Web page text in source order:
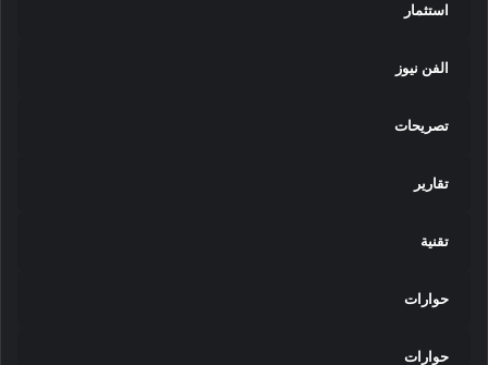
استثمار
الفن نيوز
تصريحات
تقارير
تقنية
حوارات
حوارات